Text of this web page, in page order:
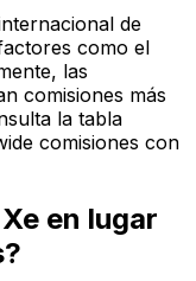
de
como el
las
comisiones más
la tabla
comisiones con
en lugar